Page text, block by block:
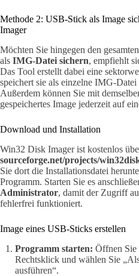
Methode 2: USB-Stick als Image
Imager
Möchten Sie hingegen den
als IMG-Datei sichern, empfiehlt
Das Tool erstellt dabei eine
speichert sie als einzelne IMG-Datei
Außerdem können Sie mit
gespeichertes Image jederzeit auf
Download und Installation
Win32 Disk Imager ist kostenlos
sourceforge.net/projects/
Sie dort die Installationsdatei
Programm. Starten Sie es
Administrator, damit der Zugriff
fehlerfrei funktioniert.
Image eines USB-Sticks erstellen
Programm starten: Öffnen Sie
Rechtsklick und wählen Sie
ausführen“.